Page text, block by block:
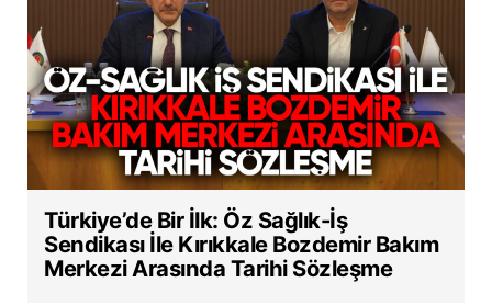
Türkiye’de Bir İlk: Öz Sağlık-İş
Sendikası İle Kırıkkale Bozdemir Bakım
Merkezi Arasında Tarihi Sözleşme